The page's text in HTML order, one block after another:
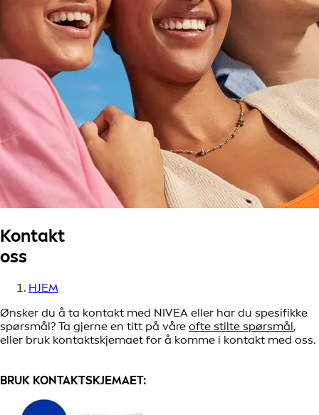
Kontakt
oss
HJEM
Ønsker du å ta kontakt med NIVEA eller har du spesifikke
spørsmål? Ta gjerne en titt på våre ofte stilte spørsmål,
eller bruk kontaktskjemaet for å komme i kontakt med oss.
BRUK KONTAKTSKJEMAET: